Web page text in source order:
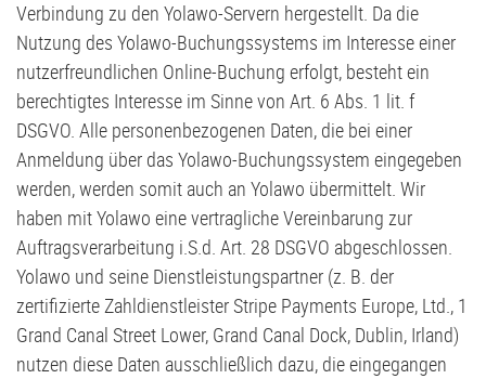
Verbindung zu den Yolawo-Servern hergestellt. Da die
Nutzung des Yolawo-Buchungssystems im Interesse einer
nutzerfreundlichen Online-Buchung erfolgt, besteht ein
berechtigtes Interesse im Sinne von Art. 6 Abs. 1 lit. f
DSGVO. Alle personenbezogenen Daten, die bei einer
Anmeldung über das Yolawo-Buchungssystem eingegeben
werden, werden somit auch an Yolawo übermittelt. Wir
haben mit Yolawo eine vertragliche Vereinbarung zur
Auftragsverarbeitung i.S.d. Art. 28 DSGVO abgeschlossen.
Yolawo und seine Dienstleistungspartner (z. B. der
zertifizierte Zahldienstleister Stripe Payments Europe, Ltd., 1
Grand Canal Street Lower, Grand Canal Dock, Dublin, Irland)
nutzen diese Daten ausschließlich dazu, die eingegangen